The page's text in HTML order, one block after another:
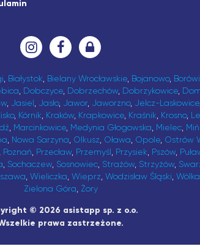
Białystok Bielany Wrocławskie, Bojanowo,
Dobczyce, Dobrzechów, Dobrzykowice,
Jasiel Jasło, Jawor Jaworzno, Jelcz-Laskowice
, Kórnik Kraków Krapkowice Kraśnik Krosno,
Marcinkowice, Medynia Głogowska Mielec,
Nowa Sarzyna Olkusz Oława Opole, Ostrów
Poznań Przecław, Przemyśl Przysiek Pszów,
Sochaczew, Sosnowiec, Strażów, Strzyżów,
Wieliczka Wieprz Wodzisław Śląski
Zielona Góra Żory
© 2026 asistapp sp. z o.o.
prawa zastrzeżone.